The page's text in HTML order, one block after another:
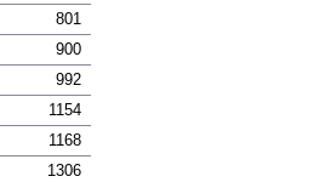
801
900
992
1154
1168
1306